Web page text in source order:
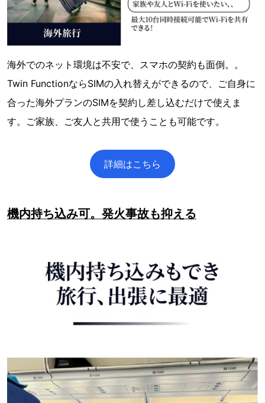
海外でのネット環境は不安で、スマホの契約も面倒。。
Twin FunctionならSIMの入れ替えができるので、ご自身に
合った海外プランのSIMを契約し差し込むだけで使えま
す。ご家族、ご友人と共用で使うことも可能です。
詳細はこちら
機内持ち込み可。発火事故も抑える